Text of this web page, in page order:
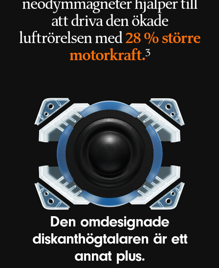
att driva den ökade
luftrörelsen med28 % större
motorkraft.fotnot
3
Den omdesignade
diskanthögtalaren är ett
annat plus.